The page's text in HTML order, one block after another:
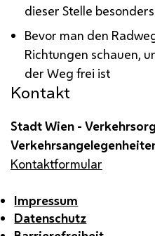
dieser Stelle
Bevor man den
Richtungen schauen,
der Weg frei ist
Kontakt
Stadt Wien -
Kontaktformular
Impressum
Datenschutz